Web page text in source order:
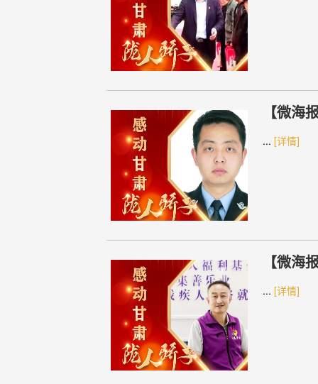
【微
... [详情]
【微
... [详情]